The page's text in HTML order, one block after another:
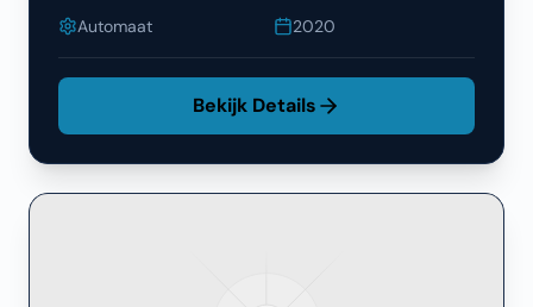
Automaat
2020
Bekijk Details